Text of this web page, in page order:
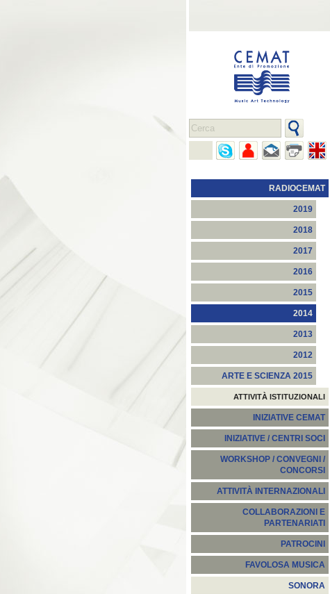
RADIOCEMAT
2019
2018
2017
2016
2015
2014
2013
2012
ARTE E SCIENZA 2015
ATTIVITÀ ISTITUZIONALI
INIZIATIVE CEMAT
INIZIATIVE / CENTRI SOCI
WORKSHOP / CONVEGNI /
CONCORSI
ATTIVITÀ INTERNAZIONALI
COLLABORAZIONI E
PARTENARIATI
PATROCINI
FAVOLOSA MUSICA
SONORA